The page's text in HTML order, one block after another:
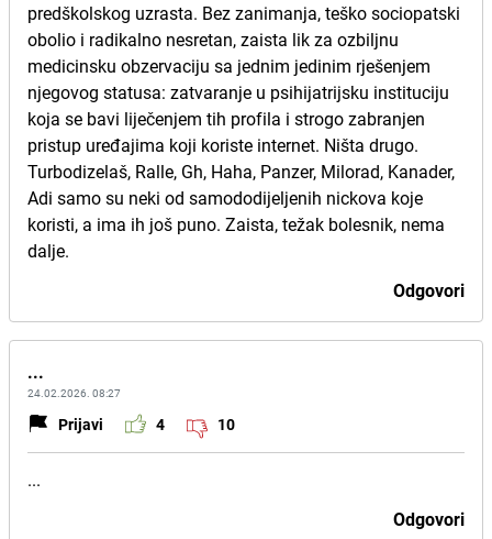
predškolskog uzrasta. Bez zanimanja, teško sociopatski
obolio i radikalno nesretan, zaista lik za ozbiljnu
medicinsku obzervaciju sa jednim jedinim rješenjem
njegovog statusa: zatvaranje u psihijatrijsku instituciju
koja se bavi liječenjem tih profila i strogo zabranjen
pristup uređajima koji koriste internet. Ništa drugo.
Turbodizelaš, Ralle, Gh, Haha, Panzer, Milorad, Kanader,
Adi samo su neki od samododijeljenih nickova koje
koristi, a ima ih još puno. Zaista, težak bolesnik, nema
dalje.
Odgovori
...
24.02.2026. 08:27
Prijavi 4 10
...
Odgovori